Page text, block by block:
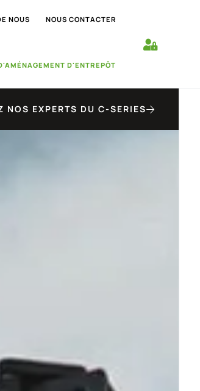
NOUS NOUS CONTACTER
D'ENTREPÔT
NOS EXPERTS DU C-SERIES